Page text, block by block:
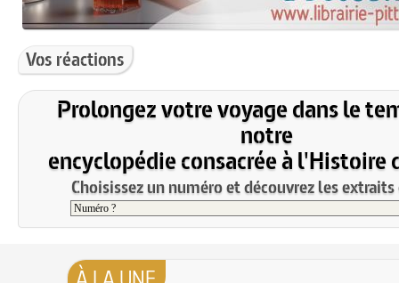
Vos réactions
Prolongez votre voyage dans le
notre
encyclopédie consacrée à l'Histoire
Choisissez un numéro et découvrez les